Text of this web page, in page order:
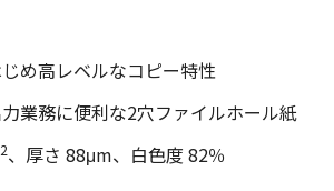
め高レベルなコピー特性
業務に便利な2穴ファイルホール紙
2、厚さ 88μm、白色度 82％